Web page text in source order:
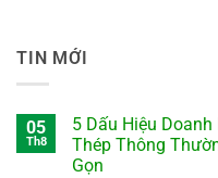
TIN MỚI
05
Th8
5 Dấu Hiệu
Thép Thông
Gọn